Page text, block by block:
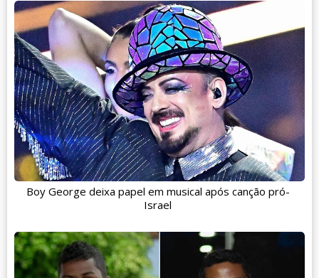
Boy George deixa papel em musical após canção pró-
Israel